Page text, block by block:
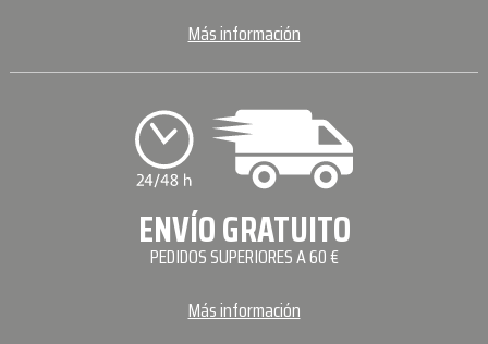
Más información
ENVÍO GRATUITO
PEDIDOS SUPERIORES A 60 €
Más información